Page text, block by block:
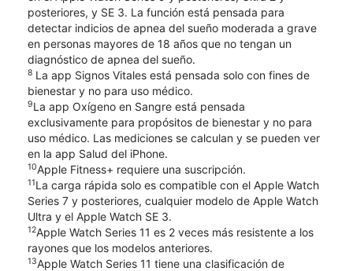
posteriores, y SE 3. La función está pensada para
detectar indicios de apnea del sueño moderada a grave
en personas mayores de 18 años que no tengan un
diagnóstico de apnea del sueño.
8 La app Signos Vitales está pensada solo con fines de
bienestar y no para uso médico.
9La app Oxígeno en Sangre está pensada
exclusivamente para propósitos de bienestar y no para
uso médico. Las mediciones se calculan y se pueden ver
en la app Salud del iPhone.
10Apple Fitness+ requiere una suscripción.
11La carga rápida solo es compatible con el Apple Watch
Series 7 y posteriores, cualquier modelo de Apple Watch
Ultra y el Apple Watch SE 3.
12Apple Watch Series 11 es 2 veces más resistente a los
rayones que los modelos anteriores.
13Apple Watch Series 11 tiene una clasificación de